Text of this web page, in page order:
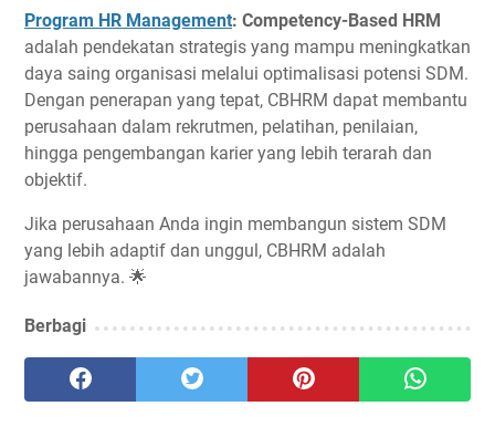
Program HR Management: Competency-Based HRM
adalah pendekatan strategis yang mampu meningkatkan
daya saing organisasi melalui optimalisasi potensi SDM.
Dengan penerapan yang tepat, CBHRM dapat membantu
perusahaan dalam rekrutmen, pelatihan, penilaian,
hingga pengembangan karier yang lebih terarah dan
objektif.
Jika perusahaan Anda ingin membangun sistem SDM
yang lebih adaptif dan unggul, CBHRM adalah
jawabannya. 🌟
Berbagi